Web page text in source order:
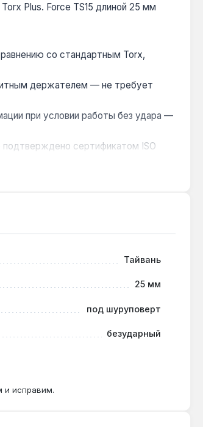
Plus. Force TS15 длиной 25 мм
со стандартным Torx,
держателем — не требует
при условии работы без удара —
подтверждено сертификатом ISO
Безударный тип
15 Н·м без проскальзывания.
использовании.
Тайвань
25 мм
под шуруповерт
безударный
и исправим.